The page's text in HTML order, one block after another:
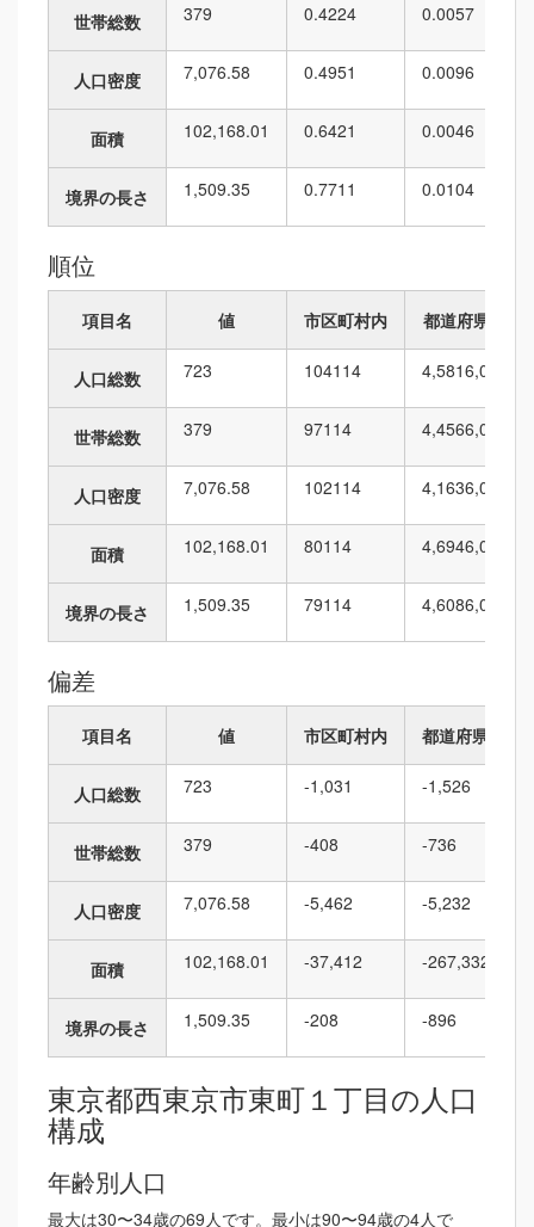
世帯総数 379 0.4224 0.0057
人口密度 7,076.58 0.4951 0.0096
面積 102,168.01 0.6421 0.0046
境界の長さ 1,509.35 0.7711 0.0104
順位
項目名 値 市区町村内 都道府県内
人口総数 723 104114 4,5816,010
世帯総数 379 97114 4,4566,010
人口密度 7,076.58 102114 4,1636,010
面積 102,168.01 80114 4,6946,010
境界の長さ 1,509.35 79114 4,6086,010
偏差
項目名 値 市区町村内 都道府県内
人口総数 723 -1,031 -1,526
世帯総数 379 -408 -736
人口密度 7,076.58 -5,462 -5,232
面積 102,168.01 -37,412 -267,332
境界の長さ 1,509.35 -208 -896
東京都西東京市東町１丁目の人口
構成
年齢別人口
最大は30〜34歳の69人です。最小は90〜94歳の4人で